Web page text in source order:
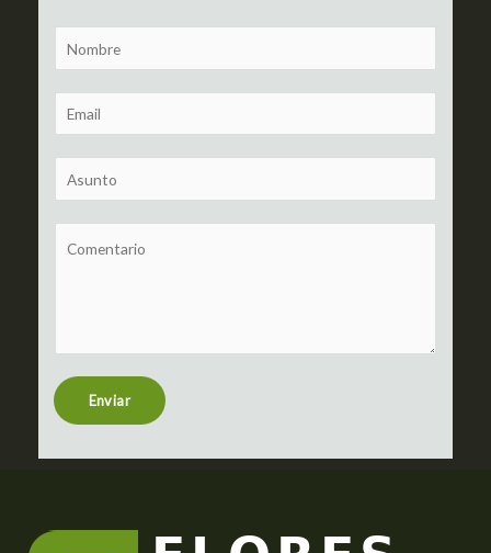
a
m
m
a
u
b
t
r
Enviar